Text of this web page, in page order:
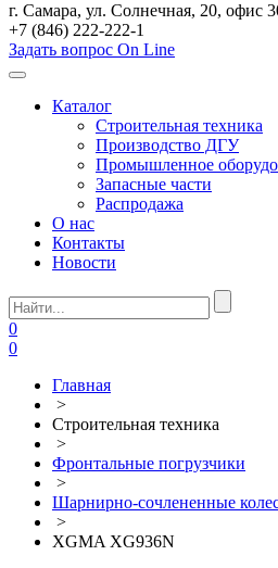
г. Самара, ул. Солнечная, 20, офис
+7 (846) 222-222-1
Задать вопрос On Line
Каталог
Строительная техника
Производство ДГУ
Промышленное
Запасные части
Распродажа
О нас
Контакты
Новости
0
0
Главная
>
Строительная техника
>
Фронтальные погрузчики
>
Шарнирно-сочлененные
>
XGMA XG936N